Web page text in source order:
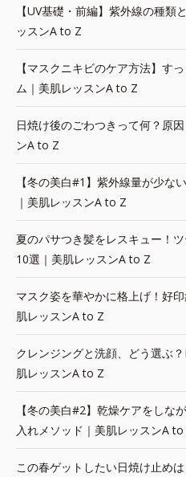
【UV基礎・前編】紫外線の種類
ッスンA to Z
【マスクニキビのケア方法】す
ム｜美肌レッスンA to Z
日焼け後のごわつきって何？原
ンA to Z
【冬の美白#1】紫外線量が少な
｜美肌レッスンA to Z
夏のパサつき髪をレスキュー！
10選｜美肌レッスンA to Z
マスク姿を華やかに格上げ！好
肌レッスンA to Z
クレンジングと洗顔、どう選ぶ
肌レッスンA to Z
【冬の美白#2】乾燥ケアをしな
入れメソッド｜美肌レッスンA to
この春ゲットしたい日焼け止め